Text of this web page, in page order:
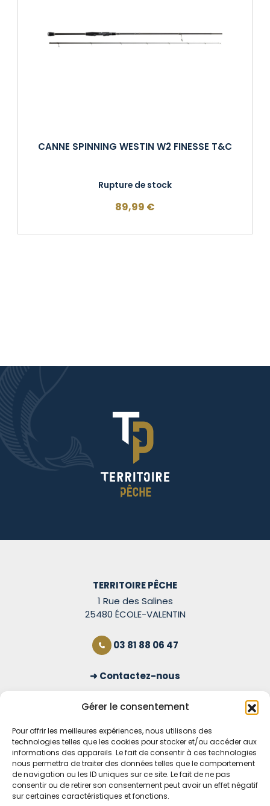
Gérer le consentement
Pour offrir les meilleures expériences, nous utilisons des
technologies telles que les cookies pour stocker et/ou accéder aux
informations des appareils. Le fait de consentir à ces technologies
nous permettra de traiter des données telles que le comportement
de navigation ou les ID uniques sur ce site. Le fait de ne pas
consentir ou de retirer son consentement peut avoir un effet négatif
sur certaines caractéristiques et fonctions.
CANNE SPINNING WESTIN W2 FINESSE T&C
Rupture de stock
89,99 €
TERRITOIRE PÊCHE
1 Rue des Salines
25480 ÉCOLE-VALENTIN
03 81 88 06 47
Contactez-nous
OUVERT TOUS LES JOURS
Voir nos horaires
MENTIONS LÉGALES